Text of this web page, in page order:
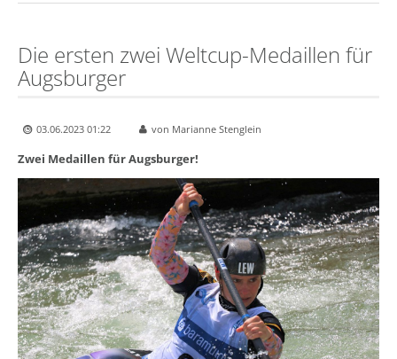
Die ersten zwei Weltcup-Medaillen für
Augsburger
03.06.2023 01:22 von Marianne Stenglein
Zwei Medaillen für Augsburger!